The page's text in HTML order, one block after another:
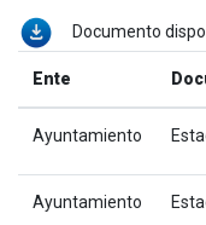
Documento
Ente
Ayuntamiento
Ayuntamiento